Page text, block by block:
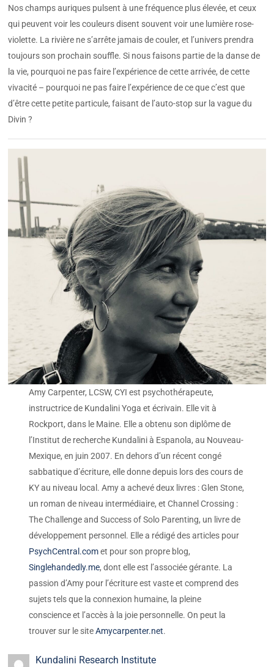
Nos champs auriques pulsent à une fréquence plus élevée, et ceux
qui peuvent voir les couleurs disent souvent voir une lumière rose-
violette. La rivière ne s’arrête jamais de couler, et l’univers prendra
toujours son prochain souffle. Si nous faisons partie de la danse de
la vie, pourquoi ne pas faire l’expérience de cette arrivée, de cette
vivacité – pourquoi ne pas faire l’expérience de ce que c’est que
d’être cette petite particule, faisant de l’auto-stop sur la vague du
Divin ?
Amy Carpenter, LCSW, CYI est psychothérapeute,
instructrice de Kundalini Yoga et écrivain. Elle vit à
Rockport, dans le Maine. Elle a obtenu son diplôme de
l’Institut de recherche Kundalini à Espanola, au Nouveau-
Mexique, en juin 2007. En dehors d’un récent congé
sabbatique d’écriture, elle donne depuis lors des cours de
KY au niveau local. Amy a achevé deux livres : Glen Stone,
un roman de niveau intermédiaire, et Channel Crossing :
The Challenge and Success of Solo Parenting, un livre de
développement personnel. Elle a rédigé des articles pour
PsychCentral.comet pour son propre blog,
Singlehandedly.me, dont elle est l’associée gérante. La
passion d’Amy pour l’écriture est vaste et comprend des
sujets tels que la connexion humaine, la pleine
conscience et l’accès à la joie personnelle. On peut la
trouver sur le siteAmycarpenter.net.
Kundalini Research Institute